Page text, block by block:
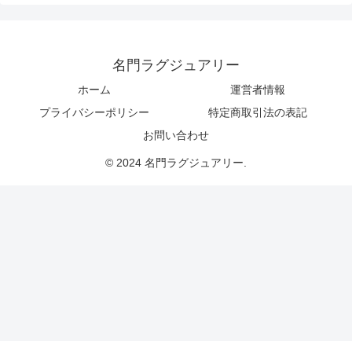
名門ラグジュアリー
ホーム
運営者情報
プライバシーポリシー
特定商取引法の表記
お問い合わせ
© 2024 名門ラグジュアリー.